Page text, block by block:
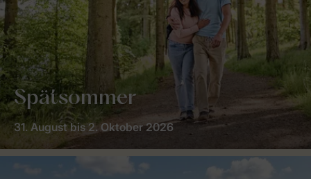
Spätsommer
31. August bis 2. Oktober 2026